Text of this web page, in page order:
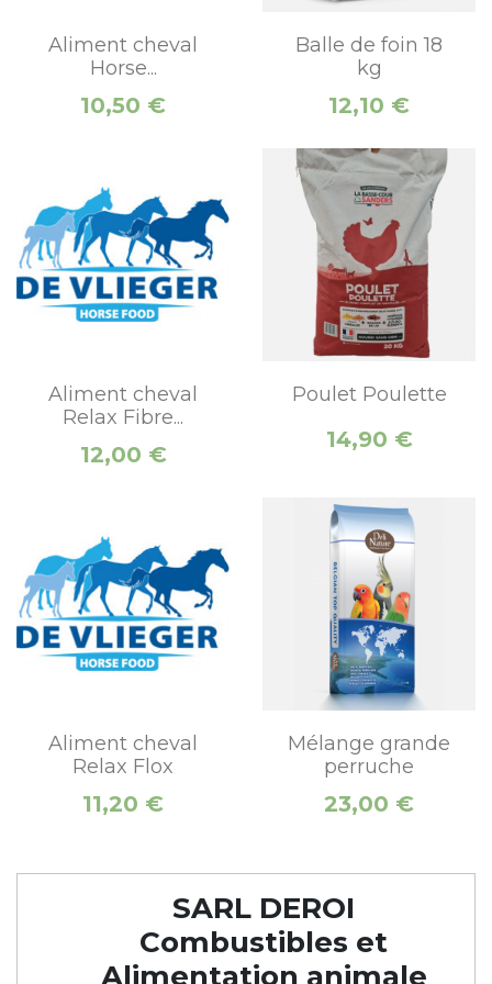
Aliment cheval
Horse...
Prix
10,50 €
Balle de foin 18
kg
Prix
12,10 €
Aliment cheval
Relax Fibre...
Prix
12,00 €
Poulet Poulette
Prix
14,90 €
Aliment cheval
Relax Flox
Prix
11,20 €
Mélange grande
perruche
Prix
23,00 €
SARL DEROI
Combustibles et
Alimentation animale